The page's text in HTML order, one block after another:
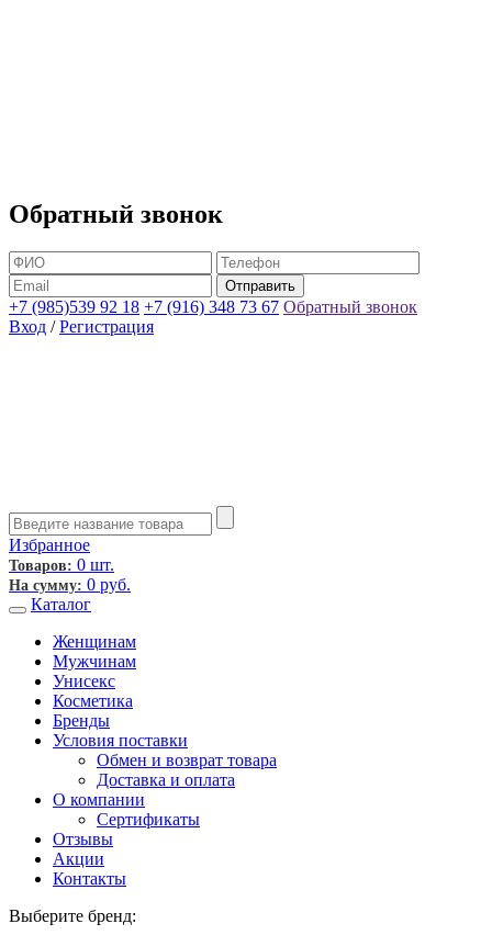
Обратный звонок
+7 (985)539 92 18 +7 (916) 348 73 67 Обратный звонок
Вход / Регистрация
Избранное
Товаров: 0 шт.
На сумму: 0 руб.
Каталог
Женщинам
Мужчинам
Унисекс
Косметика
Бренды
Условия поставки
Обмен и возврат товара
Доставка и оплата
О компании
Сертификаты
Отзывы
Акции
Контакты
Выберите бренд: